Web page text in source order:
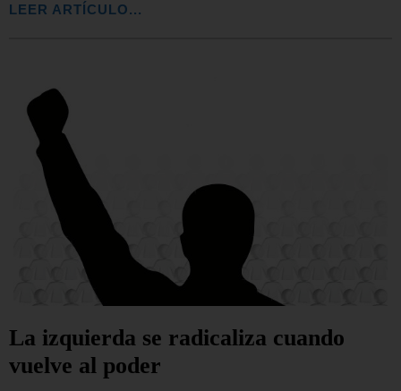
LEER ARTÍCULO...
La izquierda se radicaliza cuando
vuelve al poder